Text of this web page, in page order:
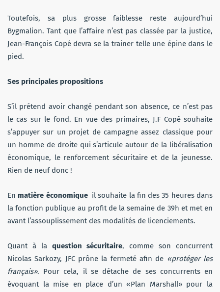
Toutefois, sa plus grosse faiblesse reste aujourd’hui
Bygmalion. Tant que l’affaire n’est pas classée par la justice,
Jean-François Copé devra se la trainer telle une épine dans le
pied.
Ses principales propositions
S’il prétend avoir changé pendant son absence, ce n’est pas
le cas sur le fond. En vue des primaires, J.F Copé souhaite
s’appuyer sur un projet de campagne assez classique pour
un homme de droite qui s’articule autour de la libéralisation
économique, le renforcement sécuritaire et de la jeunesse.
Rien de neuf donc !
En matière économique il souhaite la fin des 35 heures dans
la fonction publique au profit de la semaine de 39h et met en
avant l’assouplissement des modalités de licenciements.
Quant à la question sécuritaire, comme son concurrent
Nicolas Sarkozy, JFC prône la fermeté afin de «protéger les
français». Pour cela, il se détache de ses concurrents en
évoquant la mise en place d’un «Plan Marshall» pour la